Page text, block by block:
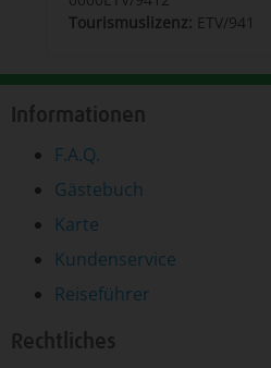
Tourismuslizenz: ETV/941
Informationen
F.A.Q.
Gästebuch
Karte
Kundenservice
Reiseführer
Rechtliches